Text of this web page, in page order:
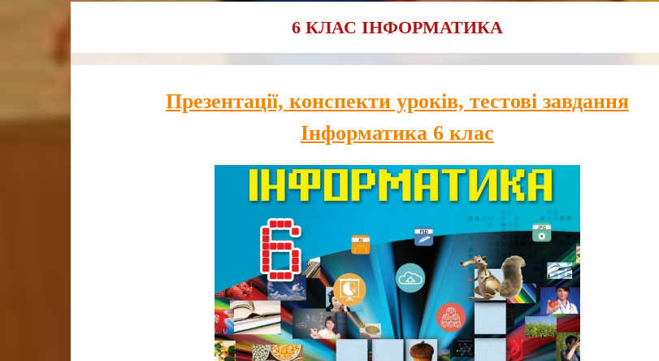
6 КЛАС ІНФОРМАТИКА
Презентації, конспекти уроків, тестові завдання
Інформатика 6 клас